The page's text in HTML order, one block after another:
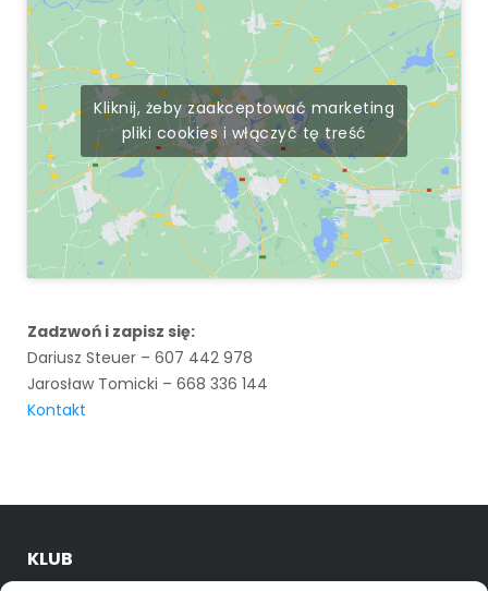
Kliknij, żeby zaakceptować marketing
pliki cookies i włączyć tę treść
Zadzwoń i zapisz się:
Dariusz Steuer – 607 442 978
Jarosław Tomicki – 668 336 144
Kontakt
KLUB